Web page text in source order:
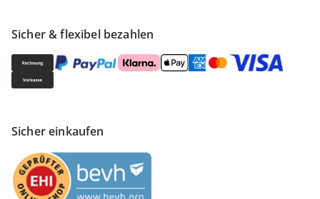
Sicher & flexibel bezahlen
Sicher einkaufen